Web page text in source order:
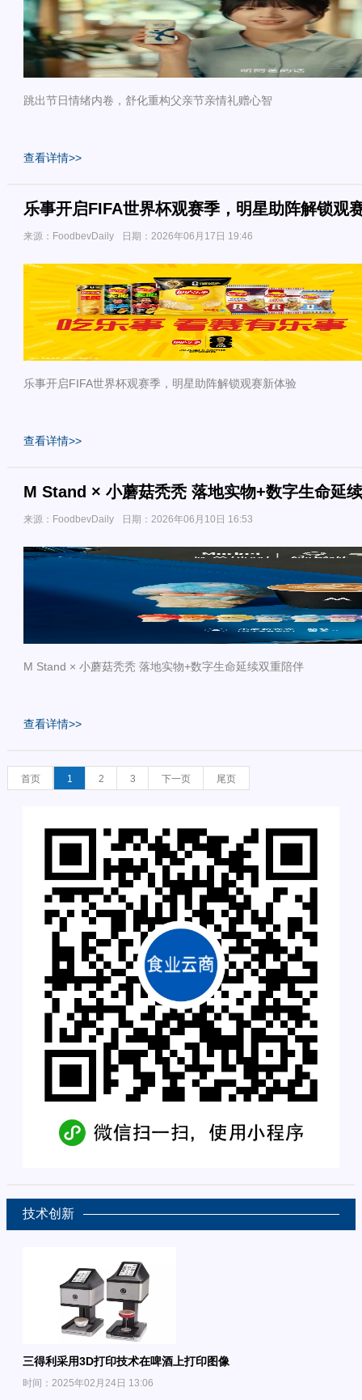
跳出节日情绪内卷，舒化重构父亲节亲情礼赠心智
查看详情>>
乐事开启FIFA世界杯观赛季，明星助阵解锁观
来源：FoodbevDaily 日期：2026年06月17日 19:46
乐事开启FIFA世界杯观赛季，明星助阵解锁观赛新体验
查看详情>>
M Stand × 小蘑菇秃秃 落地实物+数字生命延
来源：FoodbevDaily 日期：2026年06月10日 16:53
M Stand × 小蘑菇秃秃 落地实物+数字生命延续双重陪伴
查看详情>>
首页 1 2 3 下一页 尾页
技术创新
三得利采用3D打印技术在啤酒上打印图像
时间：2025年02月24日 13:06